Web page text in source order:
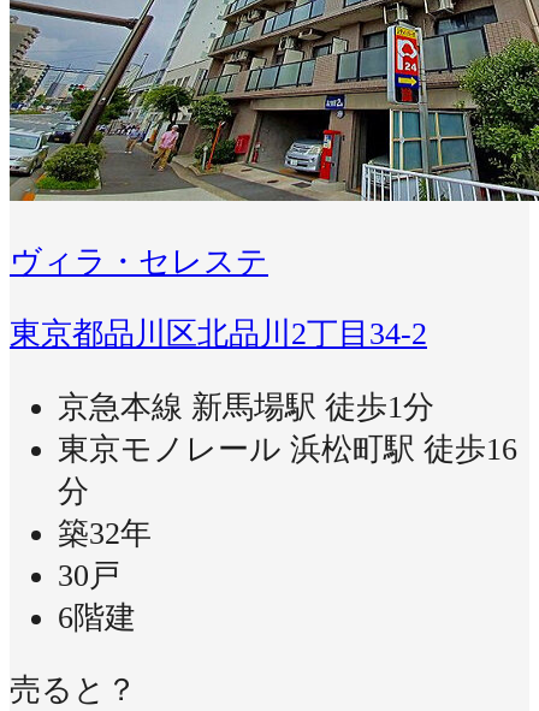
ヴィラ・セレステ
東京都品川区北品川2丁目34-2
京急本線 新馬場駅 徒歩1分
東京モノレール 浜松町駅 徒歩16
分
築32年
30戸
6階建
売ると？